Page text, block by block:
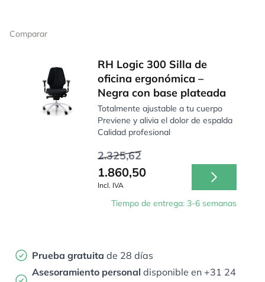
Comparar
RH Logic 300 Silla de
oficina ergonómica –
Negra con base plateada
Totalmente ajustable a tu cuerpo
Previene y alivia el dolor de espalda
Calidad profesional
2.325,62
1.860,50
Incl. IVA
Tiempo de entrega: 3-6 semanas
Prueba gratuita de 28 días
Asesoramiento personal disponible en +31 24